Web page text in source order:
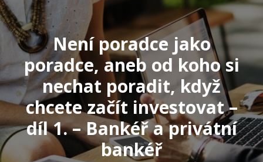
Není poradce jako
poradce, aneb od koho si
nechat poradit, když
chcete začít investovat –
díl 1. – Bankéř a privátní
bankéř